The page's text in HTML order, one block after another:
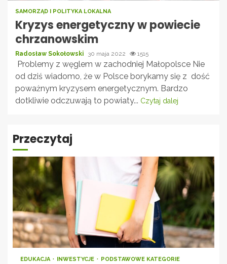
SAMORZĄD I POLITYKA LOKALNA
Kryzys energetyczny w powiecie
chrzanowskim
Radosław Sokołowski 30 maja 2022 1515
Problemy z węglem w zachodniej Małopolsce Nie
od dziś wiadomo, że w Polsce borykamy się z dość
poważnym kryzysem energetycznym. Bardzo
dotkliwie odczuwają to powiaty... Czytaj dalej
Przeczytaj
EDUKACJA INWESTYCJE PODSTAWOWE KATEGORIE